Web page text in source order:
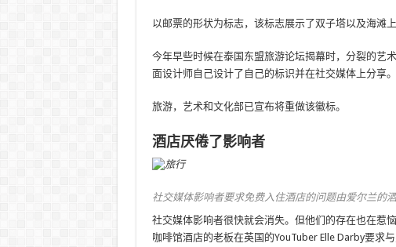
以邮票的形状为标志，该标志展示了双子塔以及海滩
今年早些时候在泰国东盟旅游论坛揭幕时，分裂的艺
面设计师自己设计了自己的标识并在社交媒体上分享。
旅游，艺术和文化部已宣布将重做该徽标。
酒店厌倦了影响者
社交媒体影响者要求免费入住酒店的问题由爱尔兰的酒
社交媒体影响者很快就会消失。但他们的存在也在惹
咖啡馆酒店的老板在英国的YouTuber Elle Darby要求